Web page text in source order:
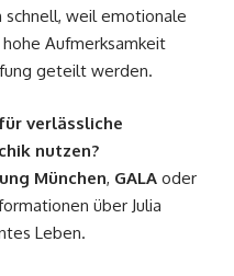
schnell, weil emotionale
Aufmerksamkeit
geteilt werden.
verlässliche
nutzen?
München, GALA oder
über Julia
Leben.